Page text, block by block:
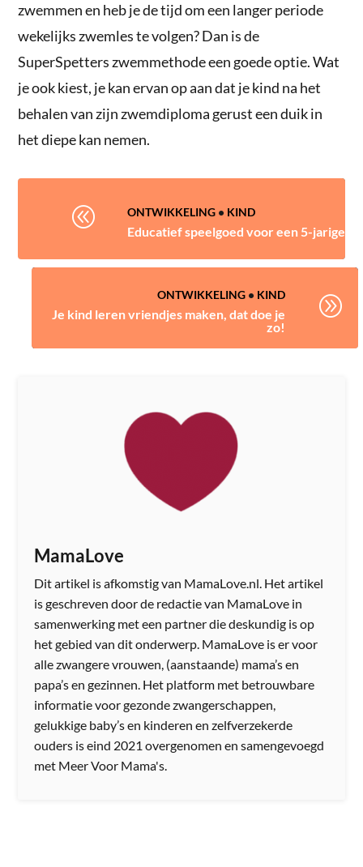
zwemmen en heb je de tijd om een langer periode
wekelijks zwemles te volgen? Dan is de
SuperSpetters zwemmethode een goede optie. Wat
je ook kiest, je kan ervan op aan dat je kind na het
behalen van zijn zwemdiploma gerust een duik in
het diepe kan nemen.
@ ONTWIKKELING• KIND
Educatief speelgoed voor een 5-jarige
ONTWIKKELING• KIND
Je kind leren vriendjes maken, dat doe je
zo!
A
MamaLove
Dit artikel is afkomstig van MamaLove.nl. Het artikel
is geschreven door de redactie van MamaLove in
samenwerking met een partner die deskundig is op
het gebied van dit onderwerp. MamaLove is er voor
alle zwangere vrouwen, (aanstaande) mama’s en
papa’s en gezinnen. Het platform met betrouwbare
informatie voor gezonde zwangerschappen,
gelukkige baby’s en kinderen en zelfverzekerde
ouders is eind 2021 overgenomen en samengevoegd
met Meer Voor Mama's.